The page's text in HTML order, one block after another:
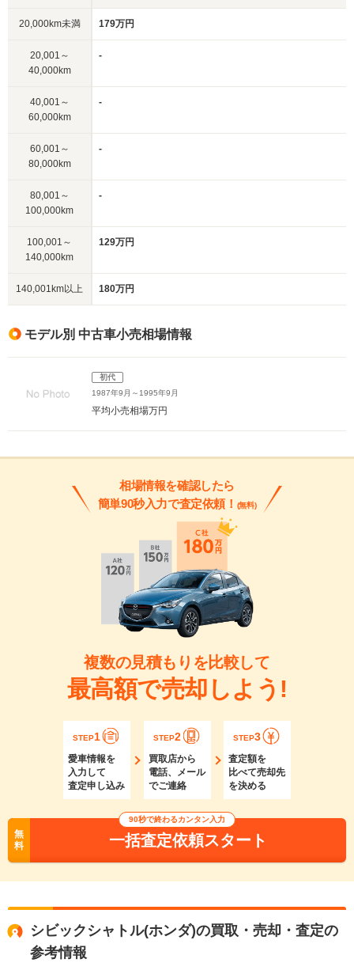
20,000km未満 179万円
20,001～
40,000km
-
40,001～
60,000km
-
60,001～
80,000km
-
80,001～
100,000km
-
100,001～
140,000km
129万円
140,001km以上 180万円
モデル別 中古車小売相場情報
初代
1987年9月～1995年9月
平均小売相場万円
相場情報を確認したら
簡単90秒入力で査定依頼！ (無料)
複数の見積もりを比較して
最高額で売却しよう!
STEP1
愛車情報を
入力して
査定申し込み
STEP2
買取店から
電話、メール
でご連絡
STEP3
査定額を
比べて売却先
を決める
無
料
90秒で終わるカンタン入力
一括査定依頼スタート
シビックシャトル(ホンダ)の買取・売却・査定の
参考情報